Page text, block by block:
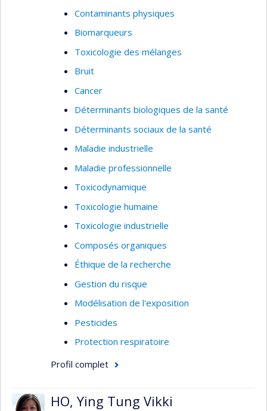
Contaminants physiques
Biomarqueurs
Toxicologie des mélanges
Bruit
Cancer
Déterminants biologiques de la santé
Déterminants sociaux de la santé
Maladie industrielle
Maladie professionnelle
Toxicodynamique
Toxicologie humaine
Toxicologie industrielle
Composés organiques
Éthique de la recherche
Gestion du risque
Modélisation de l'exposition
Pesticides
Protection respiratoire
Profil complet
HO, Ying Tung Vikki